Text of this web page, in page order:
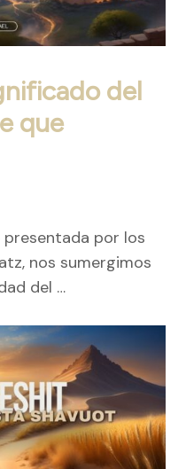
del
que
presentada por los
nos sumergimos
del …